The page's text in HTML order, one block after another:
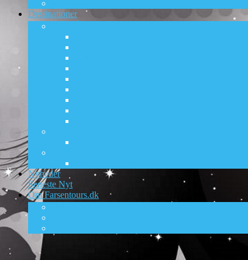
Destinationer
Fede Rejsemål
Nyheder
Seneste Nyt
Om Farsentours.dk
DK’s ungdomsrejsesite nr. 1